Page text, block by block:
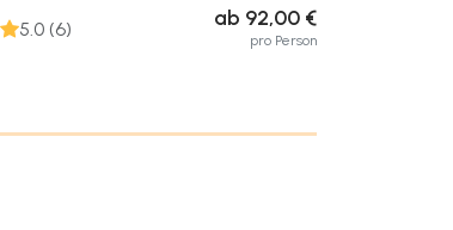
5.0 (6) ab 92,00 €
pro Person